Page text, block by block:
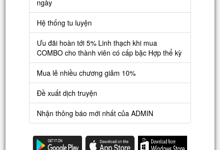
Truyện mới
Truyện Hot
Truyện Full
Truyện Dịch Miễn Phí
Thao tác
Đăng ký tài khoản
Nạp LT
Danh sách combo
ngày
Hệ thống tu luyện
Ưu đãi hoàn tới 5% Linh thạch khi mua
COMBO cho thành viên có cấp bậc Hợp thể kỳ
Mua lẻ nhiều chương giảm 10%
Đề xuất dịch truyện
Nhận thông báo mới nhất của ADMIN